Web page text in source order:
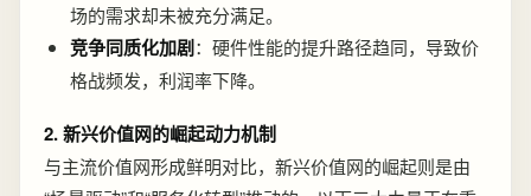
场的需求却未被充分满足。
竞争同质化加剧：硬件性能的提升路径趋同，导致价
格战频发，利润率下降。
2. 新兴价值网的崛起动力机制
与主流价值网形成鲜明对比，新兴价值网的崛起则是由